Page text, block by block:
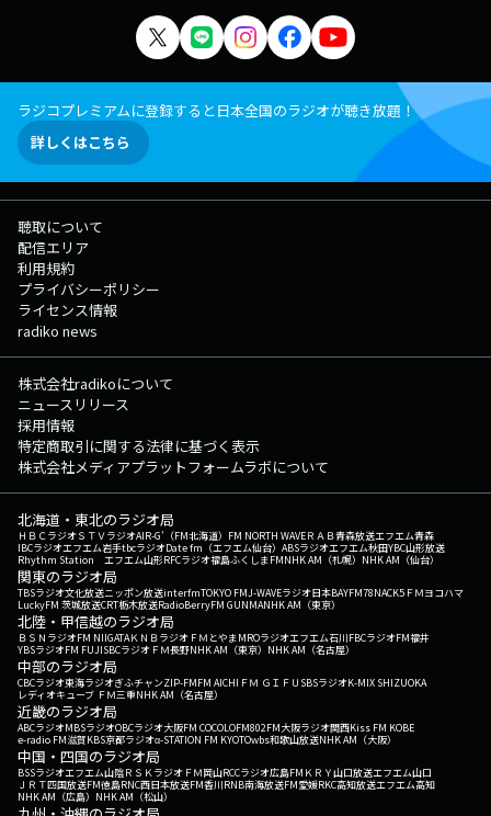
ラジコプレミアムに登録すると日本全国のラジオが聴き放題！
詳しくはこちら
聴取について
配信エリア
利用規約
プライバシーポリシー
ライセンス情報
radiko news
株式会社radikoについて
ニュースリリース
採用情報
特定商取引に関する法律に基づく表示
株式会社メディアプラットフォームラボについて
北海道・東北のラジオ局
ＨＢＣラジオＳＴＶラジオAIR-G'（FM北海道） FM NORTH WAVEＲＡＢ青森放送エフエム青森
IBCラジオエフエム岩手tbcラジオDate fm（エフエム仙台） ABSラジオエフエム秋田YBC山形放送
Rhythm Station エフエム山形RFCラジオ福島ふくしまFMNHK AM（札幌） NHK AM（仙台）
関東のラジオ局
TBSラジオ文化放送ニッポン放送interfmTOKYO FMJ-WAVEラジオ日本BAYFM78NACK5 ＦＭヨコハマ
LuckyFM 茨城放送CRT栃木放送RadioBerryFM GUNMANHK AM（東京）
北陸・甲信越のラジオ局
ＢＳＮラジオFM NIIGATAＫＮＢラジオ ＦＭとやまMROラジオエフエム石川FBCラジオFM福井
YBSラジオFM FUJISBCラジオ ＦＭ長野NHK AM（東京） NHK AM（名古屋）
中部のラジオ局
CBCラジオ東海ラジオぎふチャンZIP-FMFM AICHI ＦＭ ＧＩＦＵ SBSラジオK-MIX SHIZUOKA
レディオキューブ ＦＭ三重NHK AM（名古屋）
近畿のラジオ局
ABCラジオMBSラジオOBCラジオ大阪FM COCOLOFM802FM大阪ラジオ関西Kiss FM KOBE
e-radio FM滋賀KBS京都ラジオα-STATION FM KYOTOwbs和歌山放送NHK AM（大阪）
中国・四国のラジオ局
BSSラジオエフエム山陰ＲＳＫラジオ ＦＭ岡山RCCラジオ広島FM ＫＲＹ山口放送エフエム山口
ＪＲＴ四国放送FM徳島RNC西日本放送FM香川RNB南海放送FM愛媛RKC高知放送エフエム高知
NHK AM（広島） NHK AM（松山）